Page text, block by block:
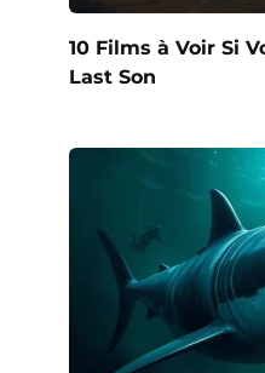
10 Films à Voir Si
Last Son